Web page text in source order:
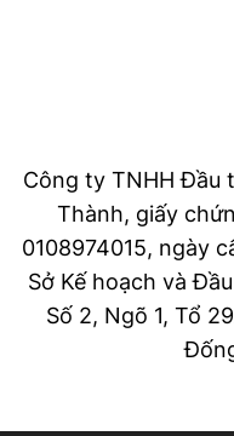
Công ty TNHH Đầu
Thành, giấy
0108974015, ngày
Sở Kế hoạch và
Số 2, Ngõ 1, Tổ